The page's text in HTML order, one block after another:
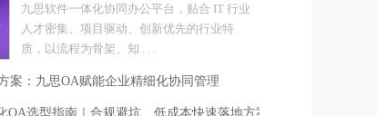
九思软件一体化协同办公平台，贴合 IT 行业
人才密集、项目驱动、创新优先的行业特
质，以流程为骨架、知 . . .
案：九思OA赋能企业精细化协同管理
OA选型指南｜合规避坑、低成本快速落地方案